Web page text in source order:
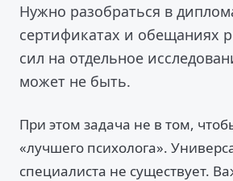
Нужно разобраться в
сертификатах и обещаниях
сил на отдельное
может не быть.
При этом задача не в том,
«лучшего психолога».
специалиста не существует.